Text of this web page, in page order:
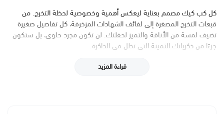
كل كب كيك مصمم بعناية ليعكس أهمية وخصوصية لحظة التخرج. من
قبعات التخرج المصغرة إلى لفائف الشهادات المزخرفة، كل تفاصيل صغيرة
تضيف لمسة من الأناقة والتميز لحفلتك. لن تكون مجرد حلوى، بل ستكون
جزءًا من ذكرياتك الثمينة التي تظل في الذاكرة.
قراءة المزيد